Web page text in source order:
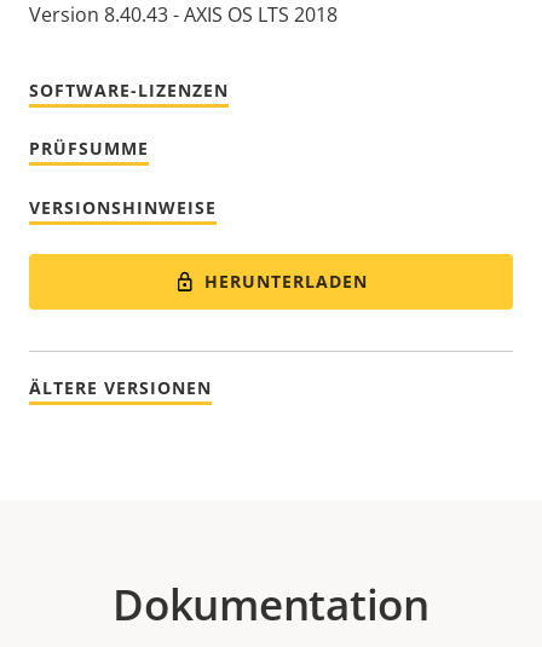
Version 8.40.43 - AXIS OS LTS 2018
SOFTWARE-LIZENZEN
PRÜFSUMME
VERSIONSHINWEISE
HERUNTERLADEN
ÄLTERE VERSIONEN
Dokumentation